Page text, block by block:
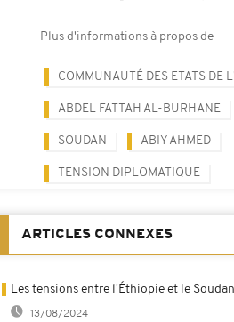
Plus d'informations à propos de
COMMUNAUTÉ DES ETATS DE
ABDEL FATTAH AL-BURHANE
SOUDAN ABIY AHMED
TENSION DIPLOMATIQUE
ARTICLES CONNEXES
Les tensions entre l'Éthiopie et le
13/08/2024